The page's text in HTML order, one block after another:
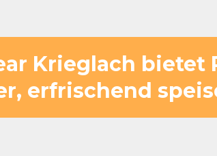
Krieglach bietet
erfrischend